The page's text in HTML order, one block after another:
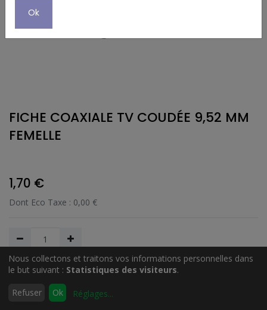
Rechercher
FICHE COAXIALE TV COUDÉE 9,52 MM
FEMELLE
1,70 €
Dont Eco Taxe : 0,00 €
Ajouter au Panier
Nous collectons et traitons vos informations personnelles dans
le but suivant : Statistiques des visiteurs.
Refuser Ok Réglages...
Ok